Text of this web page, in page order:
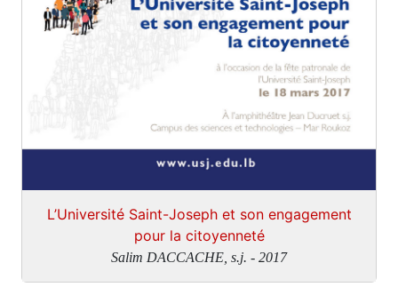
L’Université Saint-Joseph et son engagement
pour la citoyenneté
Salim DACCACHE, s.j. - 2017